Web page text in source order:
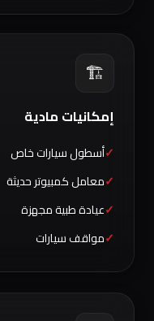
🏗️
إمكانيات مادية
أسطول سيارات خاص
معامل كمبيوتر حديثة
عيادة طبية مجهزة
مواقف سيارات